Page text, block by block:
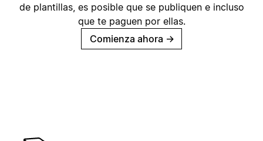
de plantillas, es posible que se publiquen e incluso
que te paguen por ellas.
Comienza ahora →